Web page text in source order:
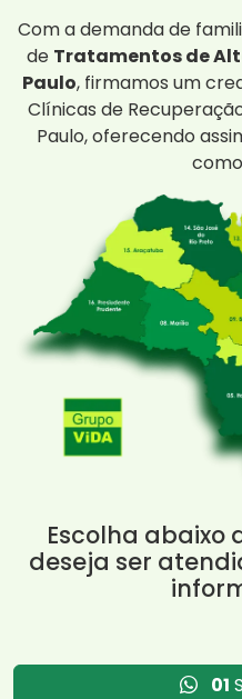
Com a demanda de
de Tratamentos de
Paulo, firmamos um
Clínicas de
Paulo, oferecendo
Escolha abaixo
deseja ser
01